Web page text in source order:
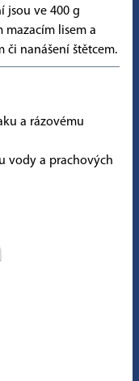
jsou ve 400 g
lisem a
či nanášení štětcem.
a rázovému
vody a prachových